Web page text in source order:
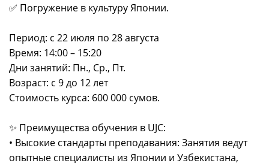
✅ Погружение в культуру Японии.
Период: с 22 июля по 28 августа
Время: 14:00 – 15:20
Дни занятий: Пн., Ср., Пт.
Возраст: с 9 до 12 лет
Стоимость курса: 600 000 сумов.
✨ Преимущества обучения в UJC:
• Высокие стандарты преподавания: Занятия ведут
опытные специалисты из Японии и Узбекистана,